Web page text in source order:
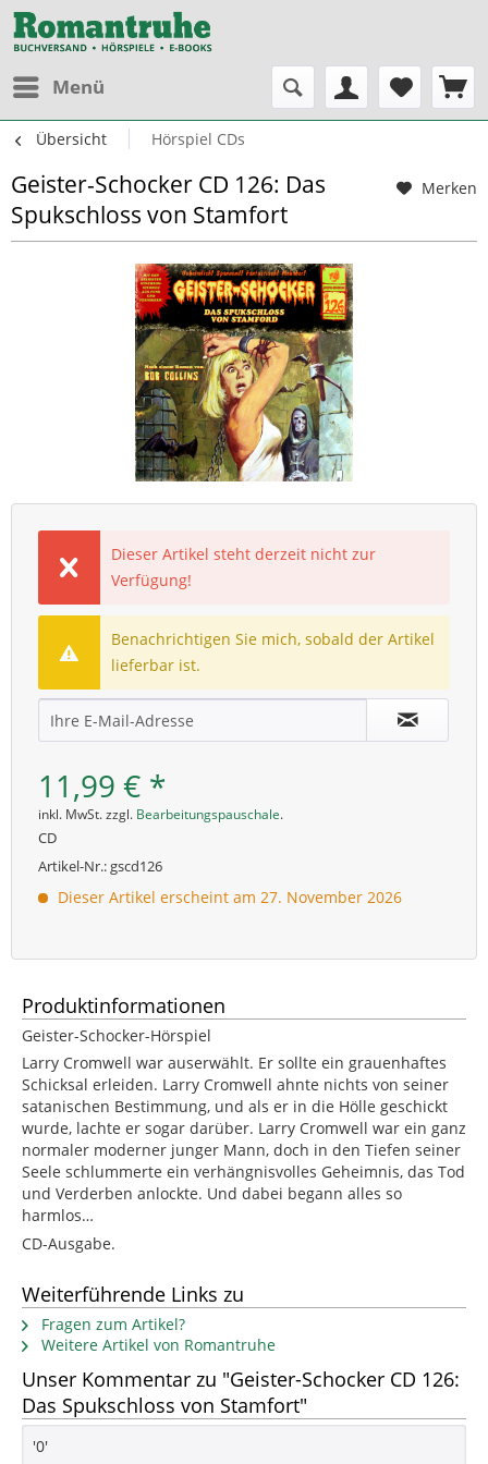
Menü
Übersicht Hörspiel CDs
Merken
Geister-Schocker CD 126: Das
Spukschloss von Stamfort
Dieser Artikel steht derzeit nicht zur
Verfügung!
Benachrichtigen Sie mich, sobald der Artikel
lieferbar ist.
11,99 € *
inkl. MwSt. zzgl. Bearbeitungspauschale.
CD
Artikel-Nr.:gscd126
Dieser Artikel erscheint am 27. November 2026
Produktinformationen
Geister-Schocker-Hörspiel
Larry Cromwell war auserwählt. Er sollte ein grauenhaftes
Schicksal erleiden. Larry Cromwell ahnte nichts von seiner
satanischen Bestimmung, und als er in die Hölle geschickt
wurde, lachte er sogar darüber. Larry Cromwell war ein ganz
normaler moderner junger Mann, doch in den Tiefen seiner
Seele schlummerte ein verhängnisvolles Geheimnis, das Tod
und Verderben anlockte. Und dabei begann alles so
harmlos…
CD-Ausgabe.
Weiterführende Links zu
Fragen zum Artikel?
Weitere Artikel von Romantruhe
Unser Kommentar zu "Geister-Schocker CD 126:
Das Spukschloss von Stamfort"
'0'